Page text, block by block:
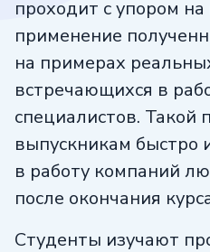
проходит с упором на
применение
на примерах
встречающихся в
специалистов. Такой
выпускникам быстро
в работу компаний
после окончания
Студенты изучают